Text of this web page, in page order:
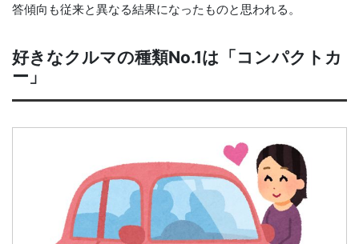
答傾向も従来と異なる結果になったものと思われる。
好きなクルマの種類No.1は「コンパクトカ
ー」